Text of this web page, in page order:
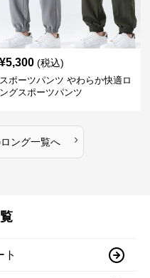
¥5,300 (税込)
スポーツパンツ やわらか快適ロ
ングスポーツパンツ
ロング一覧へ ›
ト